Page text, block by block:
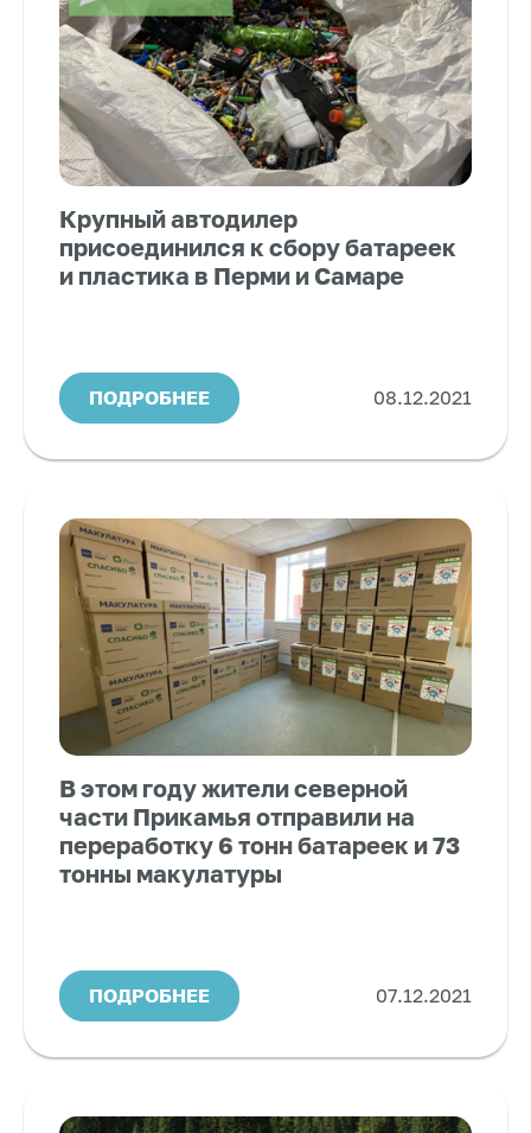
Крупный автодилер
присоединился к сбору батареек
и пластика в Перми и Самаре
ПОДРОБНЕЕ 08.12.2021
В этом году жители северной
части Прикамья отправили на
переработку 6 тонн батареек и 73
тонны макулатуры
ПОДРОБНЕЕ 07.12.2021